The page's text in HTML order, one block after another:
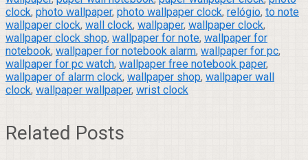
clock, photo wallpaper, photo wallpaper clock, relógio, to note
wallpaper clock, wall clock, wallpaper, wallpaper clock,
wallpaper clock shop, wallpaper for note, wallpaper for
notebook, wallpaper for notebook alarm, wallpaper for pc,
wallpaper for pc watch, wallpaper free notebook paper,
wallpaper of alarm clock, wallpaper shop, wallpaper wall
clock, wallpaper wallpaper, wrist clock
Related Posts